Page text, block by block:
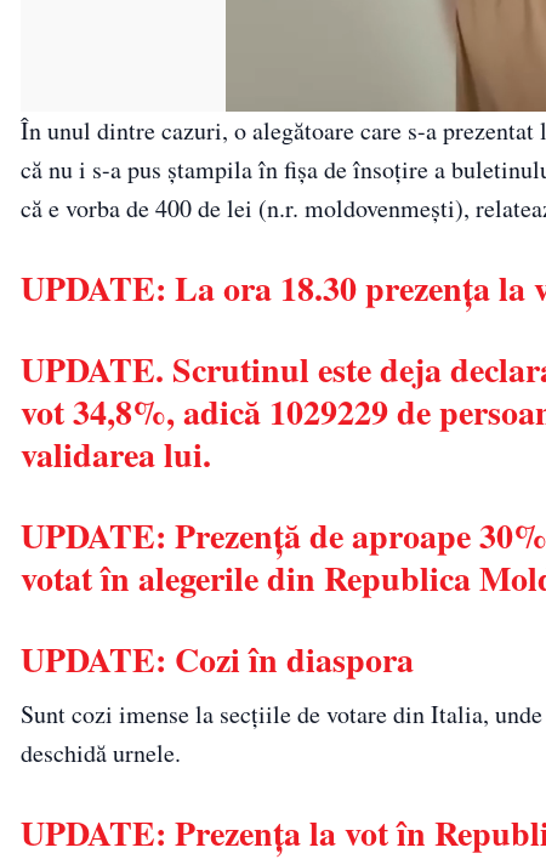
În unul dintre cazuri, o alegătoare care s-a
că nu i s-a pus ștampila în fișa de însoțire a
că e vorba de 400 de lei (n.r. moldovenmești),
UPDATE: La ora 18.30 prezența la
UPDATE. Scrutinul este deja
vot 34,8%, adică 1029229 de
validarea lui.
UPDATE: Prezență de aproape
votat în alegerile din Republica
UPDATE: Cozi în diaspora
Sunt cozi imense la secțiile de votare din Italia,
deschidă urnele.
UPDATE: Prezența la vot în